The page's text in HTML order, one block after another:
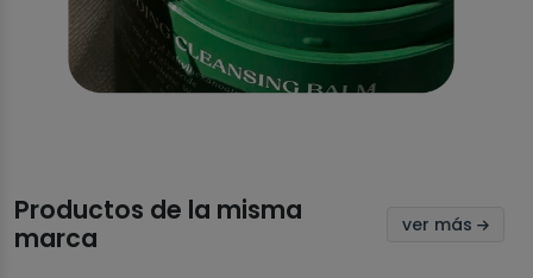
Productos de la misma
marca
ver más